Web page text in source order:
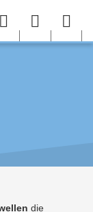
Menu User
die